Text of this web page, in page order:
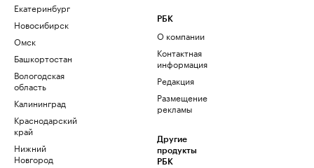
Екатеринбург
Новосибирск
Омск
Башкортостан
Вологодская
область
Калининград
Краснодарский
край
Нижний
Новгород
РБК
О компании
Контактная
информация
Редакция
Размещение
рекламы
Другие
продукты
РБК